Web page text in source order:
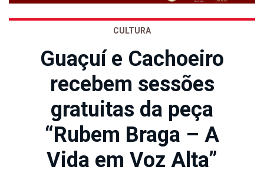
CULTURA
Guaçuí e Cachoeiro
recebem sessões
gratuitas da peça
“Rubem Braga – A
Vida em Voz Alta”